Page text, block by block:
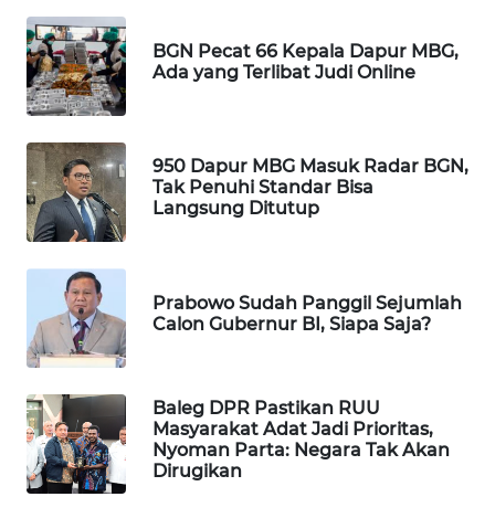
BGN Pecat 66 Kepala Dapur MBG,
Ada yang Terlibat Judi Online
950 Dapur MBG Masuk Radar BGN,
Tak Penuhi Standar Bisa
Langsung Ditutup
Prabowo Sudah Panggil Sejumlah
Calon Gubernur BI, Siapa Saja?
Baleg DPR Pastikan RUU
Masyarakat Adat Jadi Prioritas,
Nyoman Parta: Negara Tak Akan
Dirugikan
WAHANA
DESA
WISATA
LAPAK
WAHANA
Wahana
KONSUMEN
LISTRIK
MASYARAKAT
KELISTRIKAN
WALINKI
ID